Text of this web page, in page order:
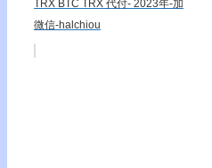
TRX BTC TRX 代付- 2023年-加
微信-halchiou